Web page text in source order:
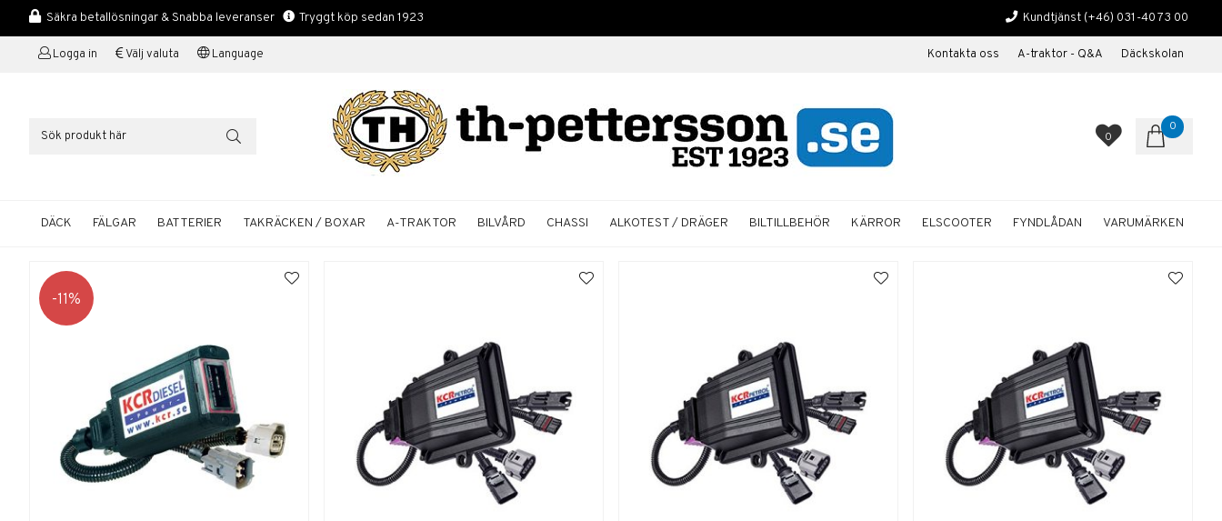
Säkra betallösningar & Snabba leveranser Tryggt köp sedan 1923 Kundtjänst (+46) 031-40 73 00
Logga in Välj valuta Language Kontakta oss A-traktor - Q&A Däckskolan
0
0
DÄCK FÄLGAR BATTERIER TAKRÄCKEN / BOXAR A-TRAKTOR BILVÅRD CHASSI ALKOTEST / DRÄGER BILTILLBEHÖR KÄRROR ELSCOOTER FYNDLÅDAN VARUMÄRKEN
11